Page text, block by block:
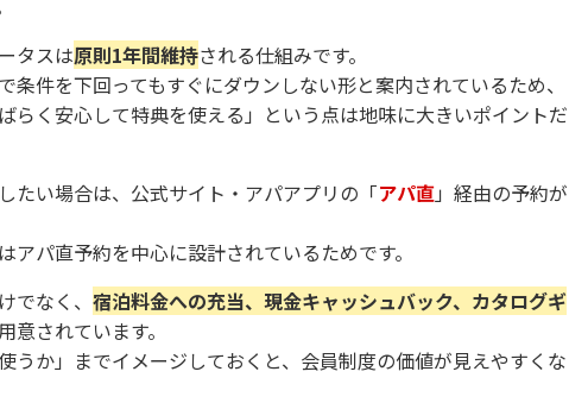
タスは原則1年間維持される仕組みです。
条件を下回ってもすぐにダウンしない形と案内されているため、
らく安心して特典を使える」という点は地味に大きいポイントだ
たい場合は、公式サイト・アパアプリの「アパ直」経由の予約が
アパ直予約を中心に設計されているためです。
でなく、 宿泊料金への充当、現金キャッシュバック、カタログギ
意されています。
うか」までイメージしておくと、会員制度の価値が見えやすくな